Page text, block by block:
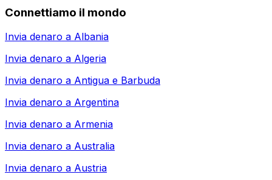
Connettiamo il mondo
Invia denaro a Albania
Invia denaro a Algeria
Invia denaro a Antigua e Barbuda
Invia denaro a Argentina
Invia denaro a Armenia
Invia denaro a Australia
Invia denaro a Austria